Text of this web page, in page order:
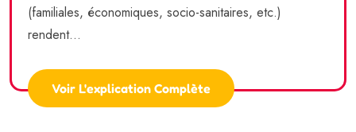
(familiales, économiques, socio-sanitaires, etc.)
rendent...
Voir L'explication Complète